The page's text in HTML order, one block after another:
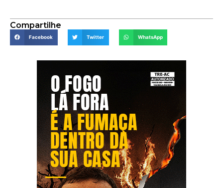
Compartilhe
Facebook Twitter WhatsApp